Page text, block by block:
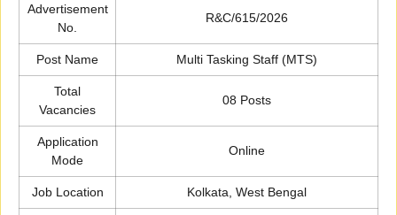
Advertisement
No.
R&C/615/2026
Post Name Multi Tasking Staff (MTS)
Total
Vacancies
08 Posts
Application
Mode
Online
Job Location Kolkata, West Bengal